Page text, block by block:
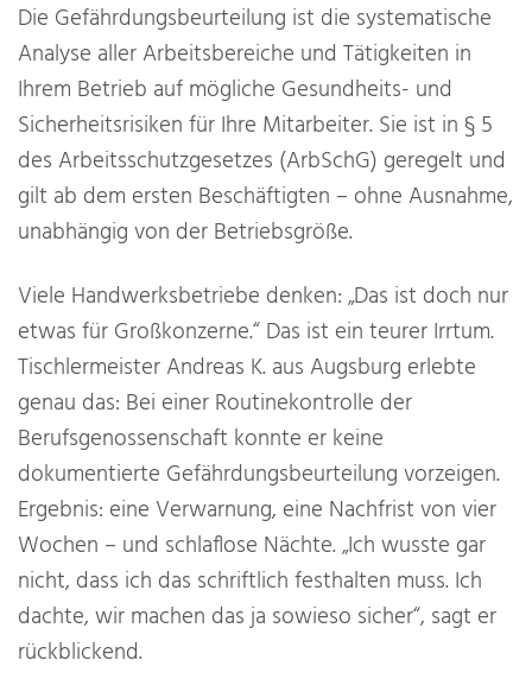
Die Gefährdungsbeurteilung ist die systematische
Analyse aller Arbeitsbereiche und Tätigkeiten in
Ihrem Betrieb auf mögliche Gesundheits- und
Sicherheitsrisiken für Ihre Mitarbeiter. Sie ist in § 5
des Arbeitsschutzgesetzes (ArbSchG) geregelt und
gilt ab dem ersten Beschäftigten – ohne Ausnahme,
unabhängig von der Betriebsgröße.
Viele Handwerksbetriebe denken: „Das ist doch nur
etwas für Großkonzerne.“ Das ist ein teurer Irrtum.
Tischlermeister Andreas K. aus Augsburg erlebte
genau das: Bei einer Routinekontrolle der
Berufsgenossenschaft konnte er keine
dokumentierte Gefährdungsbeurteilung vorzeigen.
Ergebnis: eine Verwarnung, eine Nachfrist von vier
Wochen – und schlaflose Nächte. „Ich wusste gar
nicht, dass ich das schriftlich festhalten muss. Ich
dachte, wir machen das ja sowieso sicher“, sagt er
rückblickend.